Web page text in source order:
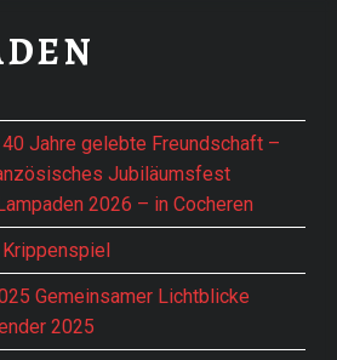
Jahre gelebte Freundschaft –
Jubiläumsfest
2026 – in Cocheren
Gemeinsamer Lichtblicke
2025